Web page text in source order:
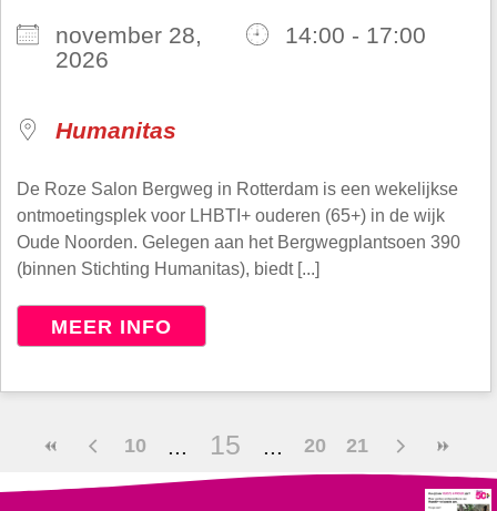
november 28,
2026
14:00 - 17:00
Humanitas
De Roze Salon Bergweg in Rotterdam is een wekelijkse
ontmoetingsplek voor LHBTI+ ouderen (65+) in de wijk
Oude Noorden. Gelegen aan het Bergwegplantsoen 390
(binnen Stichting Humanitas), biedt [...]
MEER INFO
10 15 20 21